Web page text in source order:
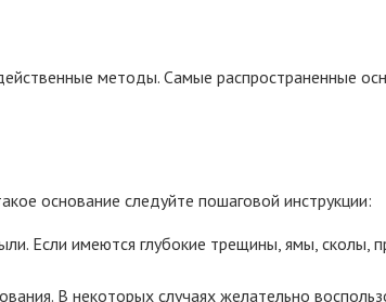
методы. Самые распространенные
основание следуйте пошаговой инструкции:
Если имеются глубокие трещины, ямы, сколы,
В некоторых случаях желательно